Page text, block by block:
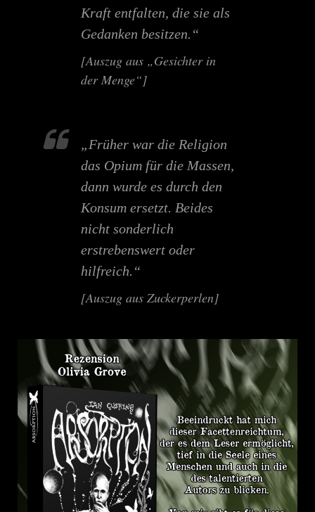
Kraft entfalten, die sie als
Gedanken besitzen.“
[Auszug aus „Gesichter in
der Menge“]
„Früher war die Religion
das Opium für die Massen,
dann wurde es durch den
Konsum ersetzt. Beides
nicht sonderlich
erstrebenswert oder
hilfreich.“
[Auszug aus Zuckerperlen]